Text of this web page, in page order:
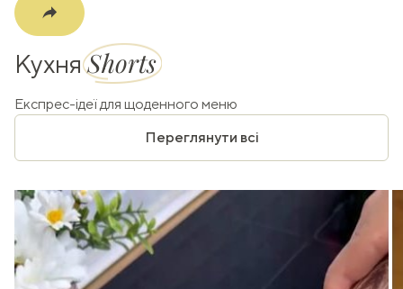
КухняShorts
Експрес-ідеї для щоденного меню
Переглянути всі